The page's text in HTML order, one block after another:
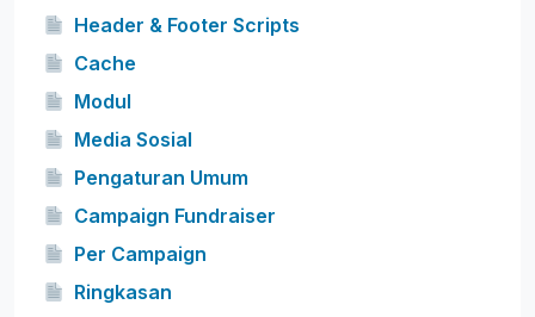
Header & Footer Scripts
Cache
Modul
Media Sosial
Pengaturan Umum
Campaign Fundraiser
Per Campaign
Ringkasan